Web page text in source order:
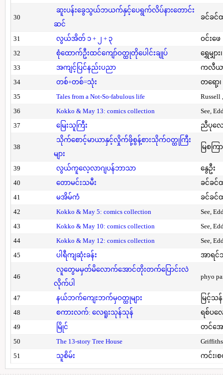
30
ဆူးပန်းခွေသွယ်ဘယက်နှင့်ပေရွက်လိပ်နားတောင်း
ဆင်
ခင်ခင်
31 လွယ်အိတ် ၁ + ၂ + ၃
ဝင်းဖေ
32
စုံထောက်ဦးထင်ကျော်ဝတ္ထုတိုပေါင်းချုပ်
ရွှေမျှား
33
အကျင့်ပြင်နည်းပညာ
ကလီယာ
34
တစ်+တစ်=သုံး
တရော့၊
35
Tales from a Not-So-fabulous life
Russell
36
Kokko & May 13: comics collection
See,
37
မြေးသူကြီး ညီပုလေ
38
သိုက်စောင့်မာယာနှင့်လှိုက်ဖို့စွန့်စားသိုက်ဝတ္ထုကြီး
များ
မြစကြာ
39 လွယ်ကူလေ့လာဂျပန်ဘာသာ
နွေဦး
40
တောမင်းသမီး
ခင်ခင်
41
မအိမ်ကံ
ခင်ခင်
42
Kokko & May 5: comics collection
See,
43
Kokko & May 10: comics collection
See,
44
Kokko & May 12: comics collection
See,
45
ပါရီကျဆုံးခန်း အာရင်
46
လူတွေမမှတ်မိလောက်အောင်တိုးတက်ပြောင်းလဲ
လိုက်ပါ
phyo
47 နယ်ဘက်ကျေးဘက်မှဝတ္ထုများ
မြင့်သန်
48
စကားလက်: လေရူးသုန်သုန်
ရစ်ပလ
49
မြိုင်
တင်အေ
50
The 13-story Tree House
51
သူစိမ်း ကင်း၊